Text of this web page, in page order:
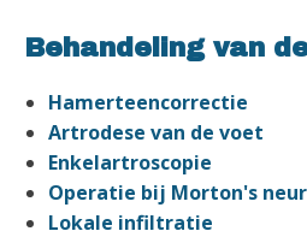
Behandeling van
Hamerteencorrectie
Artrodese van de voet
Enkelartroscopie
Operatie bij Morton's
Lokale infiltratie